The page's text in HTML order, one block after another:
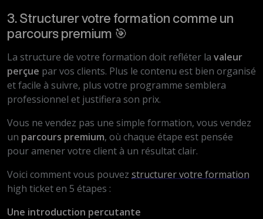
3. Structurer votre formation comme un
parcours premium 🎯
La structure de votre formation doit refléter la valeur
perçue par vos clients. Plus le contenu est bien organisé
et facile à suivre, plus votre programme semblera
professionnel et justifiera son prix.
Vous ne vendez pas une simple formation, vous vendez
un parcours premium, où chaque étape est pensée
pour amener votre client à un résultat clair.
Voici comment vous pouvez structurer votre formation
high ticket en 5 étapes :
Une introduction percutante